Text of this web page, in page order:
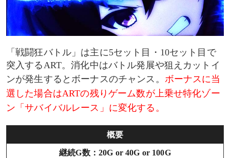
「戦闘狂バトル」は主に5セット目・10セット目で
突入するART。消化中はバトル発展や狙えカットイ
ンが発生するとボーナスのチャンス。 ボーナスに当
選した場合はARTの残りゲーム数が上乗せ特化ゾー
ン「サバイバルレース」に変化する。
概要
継続G数：20G or 40G or 100G